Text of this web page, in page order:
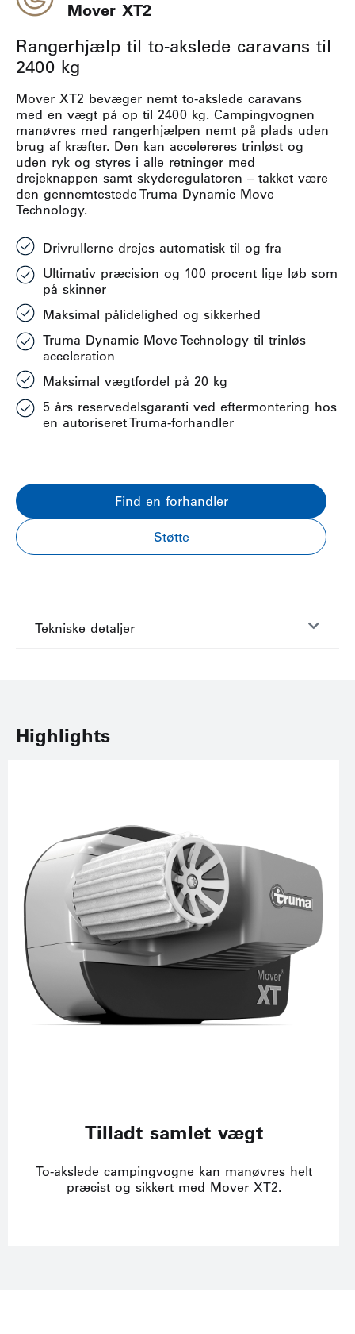
Mover XT2
Rangerhjælp til to-akslede caravans til
2400 kg
Mover XT2 bevæger nemt to-akslede caravans
med en vægt på op til 2400 kg. Campingvognen
manøvres med rangerhjælpen nemt på plads uden
brug af kræfter. Den kan accelereres trinløst og
uden ryk og styres i alle retninger med
drejeknappen samt skyderegulatoren – takket være
den gennemtestede Truma Dynamic Move
Technology.
Drivrullerne drejes automatisk til og fra
Ultimativ præcision og 100 procent lige løb som
på skinner
Maksimal pålidelighed og sikkerhed
Truma Dynamic Move Technology til trinløs
acceleration
Maksimal vægtfordel på 20 kg
5 års reservedelsgaranti ved eftermontering hos
en autoriseret Truma-forhandler
Find en forhandler
Støtte
Tekniske detaljer
Highlights
Tilladt samlet vægt
To-akslede campingvogne kan manøvres helt
præcist og sikkert med Mover XT2.